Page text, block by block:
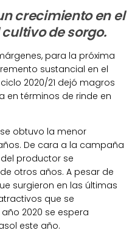
crecimiento en el
de sorgo.
para la próxima
sustancial en el
2020/21 dejó magros
en términos de rinde en
obtuvo la menor
De cara a la campaña
productor se
otros años. A pesar de
surgieron en las últimas
que se
2020 se espera
este año.